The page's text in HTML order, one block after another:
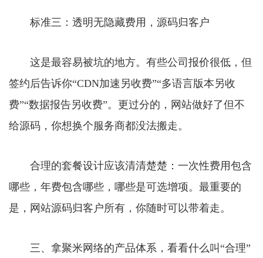
标准三：透明无隐藏费用，源码归客户
这是最容易被坑的地方。有些公司报价很低，但
签约后告诉你“CDN加速另收费”“多语言版本另收
费”“数据报告另收费”。更过分的，网站做好了但不
给源码，你想换个服务商都没法搬走。
合理的套餐设计应该清清楚楚：一次性费用包含
哪些，年费包含哪些，哪些是可选增项。最重要的
是，网站源码归客户所有，你随时可以带着走。
三、拿聚米网络的产品体系，看看什么叫“合理”